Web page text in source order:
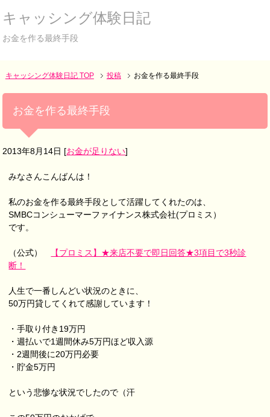
キャッシング体験日記
お金を作る最終手段
キャッシング体験日記 TOP 投稿 お金を作る最終手段
お金を作る最終手段
2013年8月14日 [お金が足りない]
みなさんこんばんは！
私のお金を作る最終手段として活躍してくれたのは、
SMBCコンシューマーファイナンス株式会社(プロミス）
です。
（公式）
【プロミス】★来店不要で即日回答★3項目で3秒診
断！
人生で一番しんどい状況のときに、
50万円貸してくれて感謝しています！
・手取り付き19万円
・週払いで1週間休み5万円ほど収入源
・2週間後に20万円必要
・貯金5万円
という悲惨な状況でしたので（汗